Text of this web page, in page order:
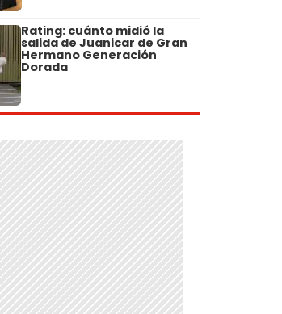
Rating: cuánto midió la
salida de Juanicar de Gran
Hermano Generación
Dorada